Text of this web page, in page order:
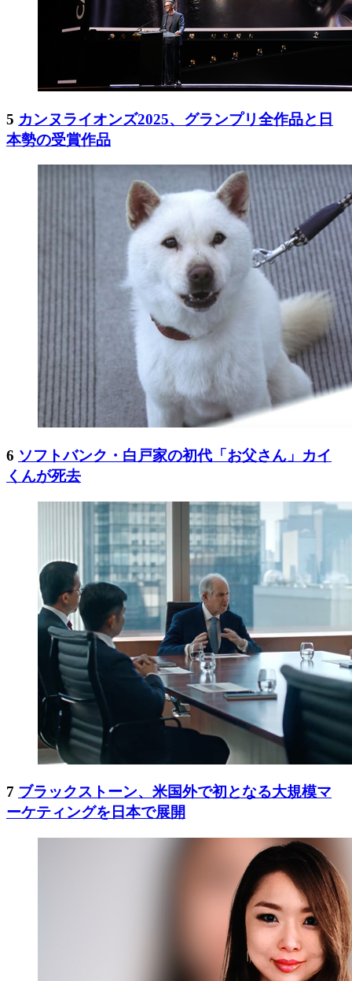
5 カンヌライオンズ2025、グランプリ全作品と日
本勢の受賞作品
6 ソフトバンク・白戸家の初代「お父さん」カイ
くんが死去
7 ブラックストーン、米国外で初となる大規模マ
ーケティングを日本で展開